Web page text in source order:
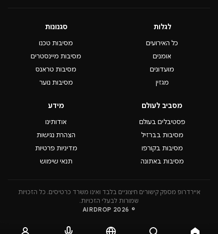
לגלות
כל האירועים
אומנים
מועדונים
מגזין
סגנונות
מסיבות טכנו
מסיבות מיינסטרים
מסיבות טראנס
מסיבות נוער
מסביב לעולם
פסטיבלים בעולם
מסיבות בברזיל
מסיבות בקורפו
מסיבות באתונה
מידע
אודותינו
הצהרת נגישות
מדיניות פרטיות
תנאי שימוש
איירדרופ מספק קישורים חיצוניים בלבד ואינו משרד כרטיסים. כל הזכויות
שמורות לבעלי הזכויות.
© 2026 AIRDROP